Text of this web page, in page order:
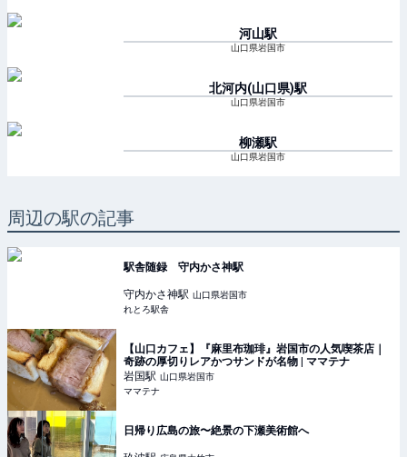
河山駅
山口県岩国市
北河内(山口県)駅
山口県岩国市
柳瀬駅
山口県岩国市
周辺の駅の記事
駅舎随録 守内かさ神駅
守内かさ神駅 山口県岩国市
れとろ駅舎
【山口カフェ】『麻里布珈琲』岩国市の人気喫茶店｜
奇跡の厚切りレアかつサンドが名物 | ママテナ
岩国駅 山口県岩国市
ママテナ
日帰り広島の旅〜絶景の下瀬美術館へ